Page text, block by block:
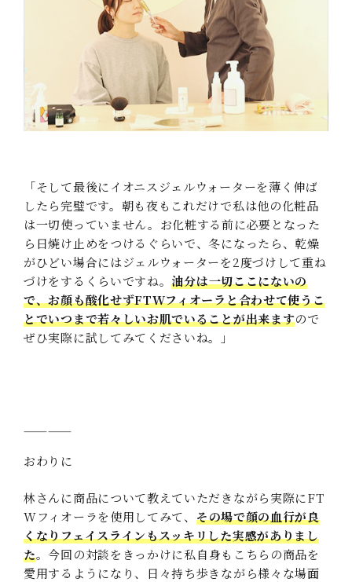
「そして最後にイオニスジェルウォーターを薄く伸ば
したら完璧です。朝も夜もこれだけで私は他の化粧品
は一切使っていません。お化粧する前に必要となった
ら日焼け止めをつけるぐらいで、冬になったら、乾燥
がひどい場合にはジェルウォーターを2度づけして重ね
づけをするくらいですね。油分は一切ここにないの
で、お顔も酸化せずFTWフィオーラと合わせて使うこ
とでいつまで若々しいお肌でいることが出来ますので
ぜひ実際に試してみてくださいね。」
——————
おわりに
林さんに商品について教えていただきながら実際にFT
Wフィオーラを使用してみて、 その場で顔の血行が良
くなりフェイスラインもスッキリした実感がありまし
た。今回の対談をきっかけに私自身もこちらの商品を
愛用するようになり、日々持ち歩きながら様々な場面